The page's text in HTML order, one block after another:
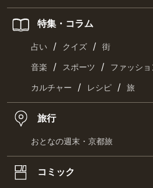
特集・コラム
占い / クイズ / 街
音楽 / スポーツ / ファッショ
カルチャー / レシピ / 旅
旅行
おとなの週末・京都旅
コミック